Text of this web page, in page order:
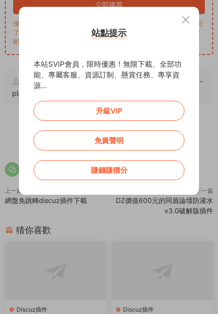
立即購買
僅學習交流，商用請買正版，一切後果由下載用戶自行承擔。若侵犯
了您的權益，請來信通知Email: support@addprofans.com。購買
即默認同意
原文鏈接： https://addprofans.com/discuz-bright-sword-
plan-qq-login-1-0-6-plugin/
上一篇
網盤免跳轉discuz插件下載
下一篇
DZ價值600元的同盾論壇防灌水
v3.0破解版插件
猜你喜歡
Discuz插件 Discuz插件
站點提示
本站SVIP會員，限時優惠！無限下載、全部功
能、專屬客服、資源訂制、懸賞任務、專享資
源...
升級VIP
免責聲明
賺錢賺積分